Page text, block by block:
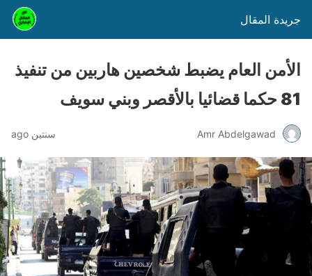
جريدة المقال
الأمن العام يضبط شخصين هاربين من تنفيذ
81 حكما قضائيا بالأقصر وبني سويف
Amr Abdelgawad سنتين ago